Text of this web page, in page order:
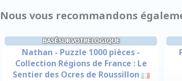
Nous vous recommandons
BASÉ SUR VOTRE LOGIQUE
Nathan - Puzzle 1000 pièces -
Collection Régions de France : Le
Sentier des Ocres de Roussillon